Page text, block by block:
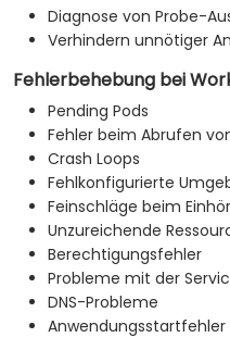
Diagnose von Probe-
Verhindern unnötiger
Fehlerbehebung bei
Pending Pods
Fehler beim Abrufen
Crash Loops
Fehlkonfigurierte
Feinschläge beim
Unzureichende
Berechtigungsfehler
Probleme mit der
DNS-Probleme
Anwendungsstartfehler